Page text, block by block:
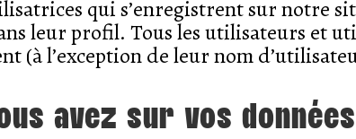
qui s’enregistrent sur notre
leur profil. Tous les utilisateurs et
(à l’exception de leur nom
avez sur vos données